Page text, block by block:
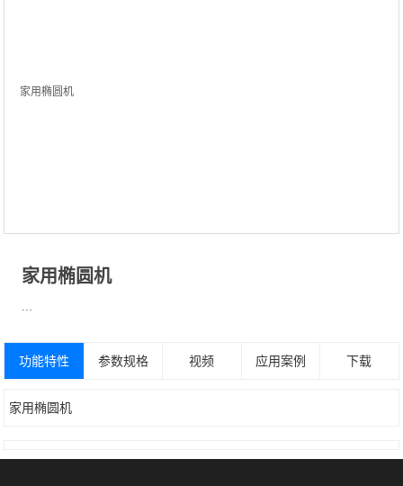
家用椭圆机
功能特性 参数规格 视频 应用案例 下载
家用椭圆机